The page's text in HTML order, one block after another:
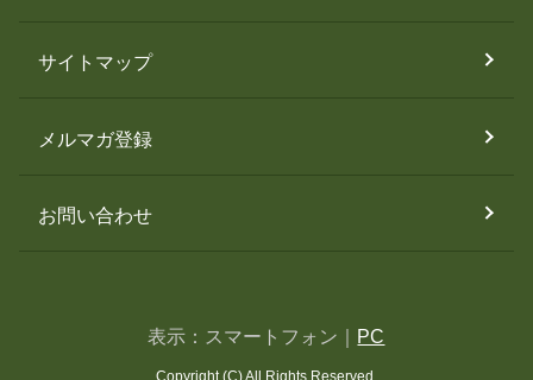
サイトマップ
メルマガ登録
お問い合わせ
表示：スマートフォン｜ PC
Copyright (C) All Rights Reserved.